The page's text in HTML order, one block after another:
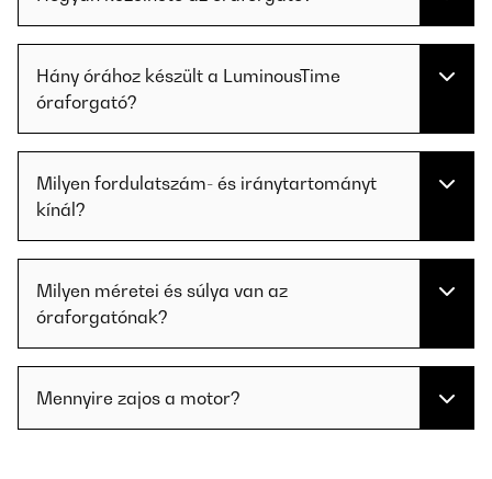
Hány órához készült a LuminousTime
óraforgató?
Milyen fordulatszám- és iránytartományt
kínál?
Milyen méretei és súlya van az
óraforgatónak?
Mennyire zajos a motor?